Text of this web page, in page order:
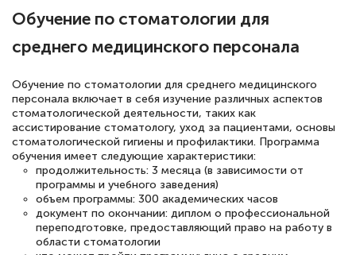
полезных материалов помогли
подготовиться к тестированию. Это
книги, методические рекомендации,
достаточно. Курс помогает пройти
аттестацию в школе. Спасибо!
Евгения Коротких
Знаток города 2 уровня
12 марта 2026
Обучение по стоматологии для
среднего медицинского персонала
Обучение по стоматологии для среднего медицинского
персонала включает в себя изучение различных аспектов
стоматологической деятельности, таких как
ассистирование стоматологу, уход за пациентами, основы
стоматологической гигиены и профилактики. Программа
обучения имеет следующие характеристики:
продолжительность: 3 месяца (в зависимости от
программы и учебного заведения)
объем программы: 300 академических часов
документ по окончании: диплом о профессиональной
переподготовке, предоставляющий право на работу в
области стоматологии